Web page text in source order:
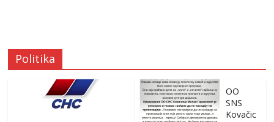
Politika
OO
SNS
Kovačic